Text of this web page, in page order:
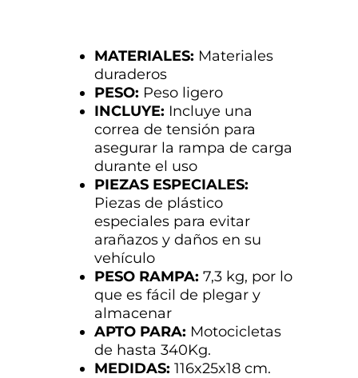
MATERIALES: Materiales
duraderos
PESO: Peso ligero
INCLUYE: Incluye una
correa de tensión para
asegurar la rampa de carga
durante el uso
PIEZAS ESPECIALES:
Piezas de plástico
especiales para evitar
arañazos y daños en su
vehículo
PESO RAMPA: 7,3 kg, por lo
que es fácil de plegar y
almacenar
APTO PARA: Motocicletas
de hasta 340Kg.
MEDIDAS: 116x25x18 cm.